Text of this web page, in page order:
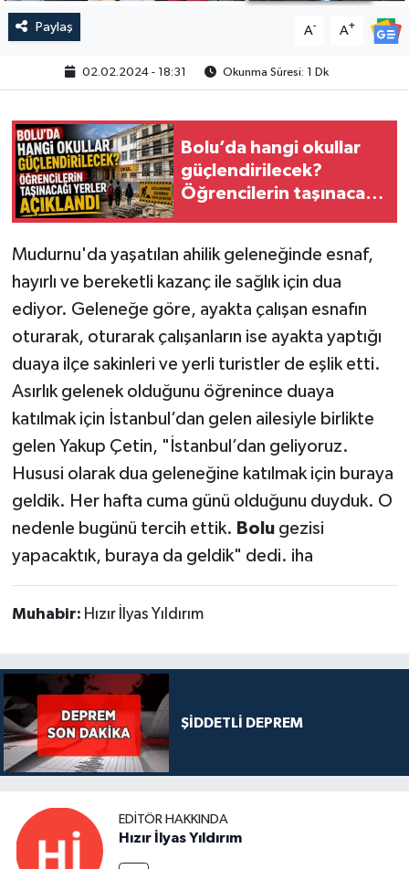
Paylaş A- A+
02.02.2024 - 18:31 Okunma Süresi: 1 Dk
Bolu’da hangi okullar
güçlendirilecek?
Öğrencilerin taşınacağı
Mudurnu'da yaşatılan ahilik geleneğinde esnaf,
hayırlı ve bereketli kazanç ile sağlık için dua
ediyor. Geleneğe göre, ayakta çalışan esnafın
oturarak, oturarak çalışanların ise ayakta yaptığı
duaya ilçe sakinleri ve yerli turistler de eşlik etti.
Asırlık gelenek olduğunu öğrenince duaya
katılmak için İstanbul’dan gelen ailesiyle birlikte
gelen Yakup Çetin, "İstanbul’dan geliyoruz.
Hususi olarak dua geleneğine katılmak için buraya
geldik. Her hafta cuma günü olduğunu duyduk. O
nedenle bugünü tercih ettik. Bolugezisi
yapacaktık, buraya da geldik" dedi. iha
Muhabir: Hızır İlyas Yıldırım
ŞİDDETLİ DEPREM
EDITÖR HAKKINDA
Hızır İlyas Yıldırım